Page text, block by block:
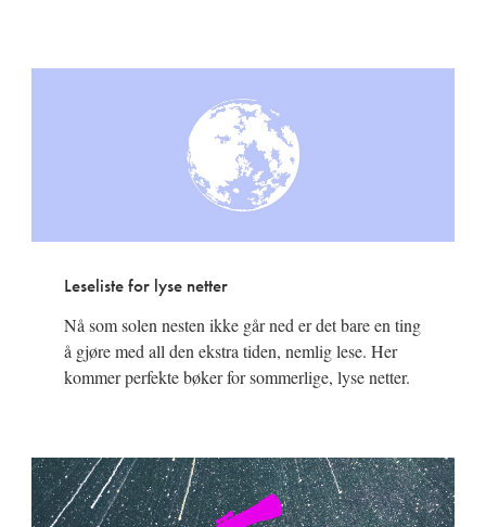
Leseliste for lyse netter
Nå som solen nesten ikke går ned er det bare en ting
å gjøre med all den ekstra tiden, nemlig lese. Her
kommer perfekte bøker for sommerlige, lyse netter.